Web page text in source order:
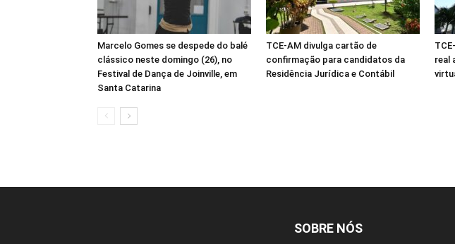
Marcelo Gomes se despede do balé
clássico neste domingo (26), no
Festival de Dança de Joinville, em
Santa Catarina
TCE-AM divulga cartão de
confirmação para candidatos da
Residência Jurídica e Contábil
real
SOBRE NÓS